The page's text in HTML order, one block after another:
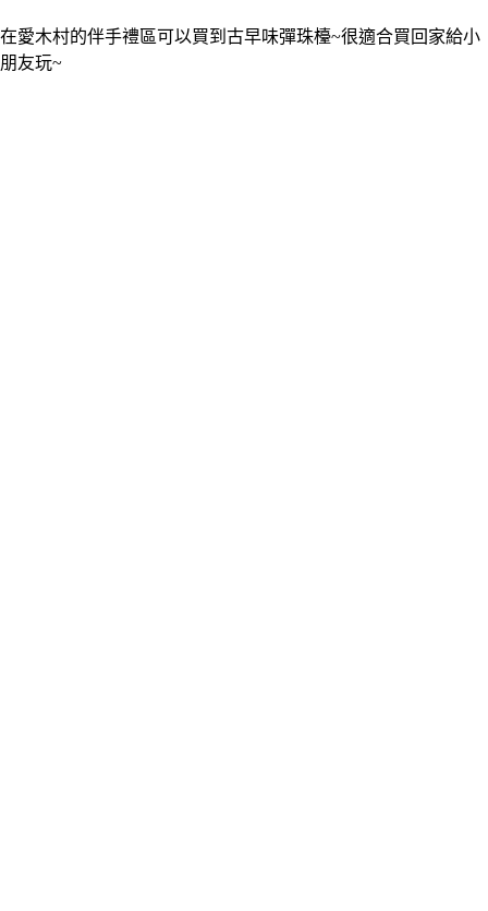
在愛木村的伴手禮區可以買到古早味彈珠檯~很適合買回家給小
朋友玩~